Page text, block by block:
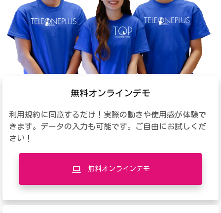
無料オンラインデモ
利用規約に同意するだけ！実際の動きや使用感が体験で
きます。データの入力も可能です。ご自由にお試しくだ
さい！
無料オンラインデモ